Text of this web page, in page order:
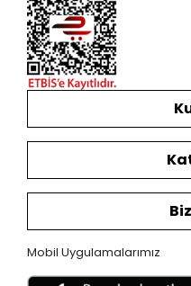
Mobil Uygulamalarımız